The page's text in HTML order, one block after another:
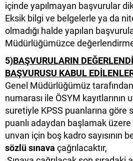
içinde yapılmayan başvurular
Eksik bilgi ve belgelerle ya da
olmadığı halde yapılan
Müdürlüğümüzce
5)BAŞVURULARIN
BAŞVURUSU KABUL
Genel Müdürlüğümüz
numarası ile ÖSYM
suretiyle KPSS puanlarına göre
puanlı adaydan başlamak
unvan için boş kadro sayısının
sözlü sınava çağrılacaktır,